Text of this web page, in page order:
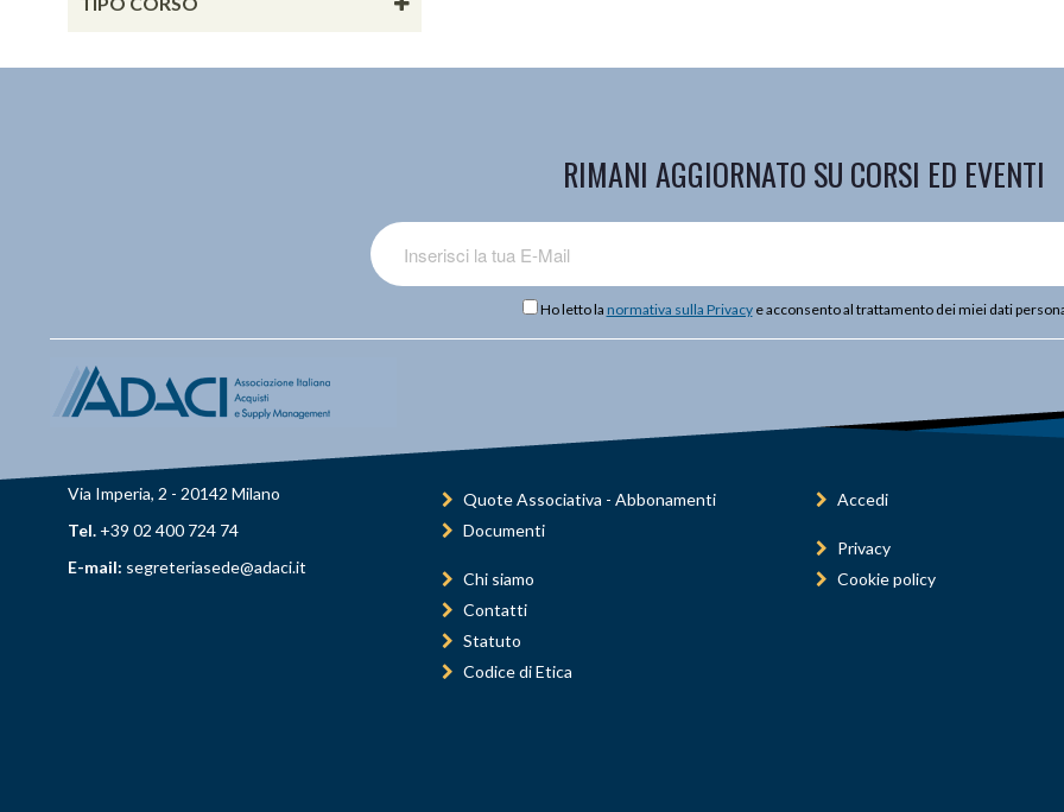
RIMANI AGGIORNATO SU CORSI ED EVENTI
Ho letto la normativa sulla Privacye acconsento al trattamento dei miei dati
Via Imperia, 2 - 20142 Milano
Tel. +39 02 400 724 74
E-mail: segreteriasede@adaci.it
Quote Associativa - Abbonamenti
Documenti
Chi siamo
Contatti
Statuto
Codice di Etica
Accedi
Privacy
Cookie policy